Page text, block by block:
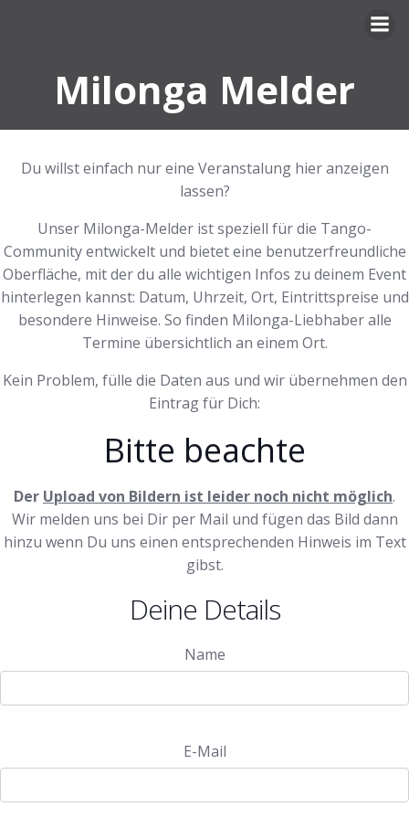
Milonga Melder
Du willst einfach nur eine Veranstalung hier anzeigen
lassen?
Unser Milonga-Melder ist speziell für die Tango-
Community entwickelt und bietet eine benutzerfreundliche
Oberfläche, mit der du alle wichtigen Infos zu deinem Event
hinterlegen kannst: Datum, Uhrzeit, Ort, Eintrittspreise und
besondere Hinweise. So finden Milonga-Liebhaber alle
Termine übersichtlich an einem Ort.
Kein Problem, fülle die Daten aus und wir übernehmen den
Eintrag für Dich:
Bitte beachte
Der Upload von Bildern ist leider noch nicht möglich.
Wir melden uns bei Dir per Mail und fügen das Bild dann
hinzu wenn Du uns einen entsprechenden Hinweis im Text
gibst.
Deine Details
Name
E-Mail